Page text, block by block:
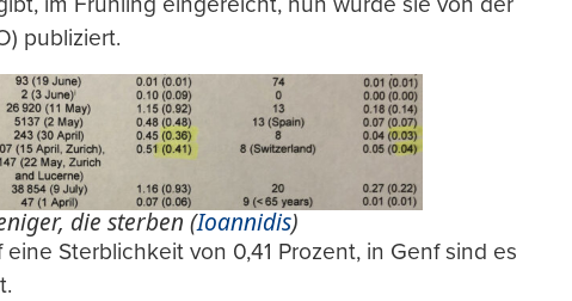
publiziert.
die sterben (Ioannidis)
Sterblichkeit von 0,41 Prozent, in Genf sind es